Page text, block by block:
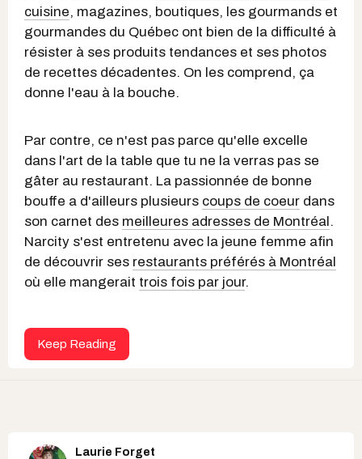
cuisine, magazines, boutiques, les gourmands et
gourmandes du Québec ont bien de la difficulté à
résister à ses produits tendances et ses photos
de recettes décadentes. On les comprend, ça
donne l'eau à la bouche.
Par contre, ce n'est pas parce qu'elle excelle
dans l'art de la table que tu ne la verras pas se
gâter au restaurant. La passionnée de bonne
bouffe a d'ailleurs plusieurs coups de coeur dans
son carnet des meilleures adresses de Montréal.
Narcity s'est entretenu avec la jeune femme afin
de découvrir ses restaurants préférés à Montréal
où elle mangerait trois fois par jour.
Keep Reading
Laurie Forget